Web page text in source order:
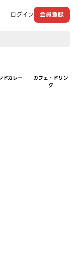
ログイン 会員登録
ドカレー
カフェ・ドリン
ク